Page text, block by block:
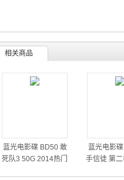
相关商品
蓝光电影碟 BD50 敢
死队3 50G 2014热门
蓝光电影
手信徒 第